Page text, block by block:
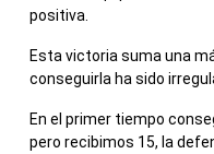
positiva.
Esta victoria suma una
conseguirla ha sido
En el primer tiempo
pero recibimos 15, la